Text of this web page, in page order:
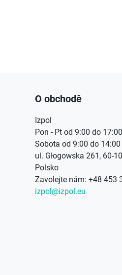
O obchodě
Izpol
Pon - Pt od 9:00 do 17:00
Sobota od 9:00 do 14:00
ul. Głogowska 261, 60-
Polsko
Zavolejte nám: +48 453
izpol@izpol.eu